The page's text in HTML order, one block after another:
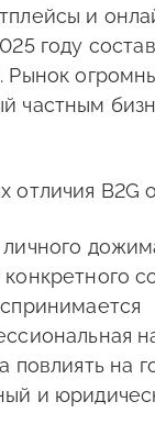
и
году
Рынок
частным
отличия B2G
повлиять на
и